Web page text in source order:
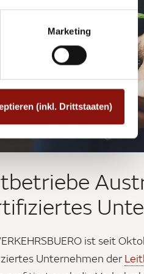
Marketing
(inkl. Drittstaaten)
ist seit
Unternehmen der